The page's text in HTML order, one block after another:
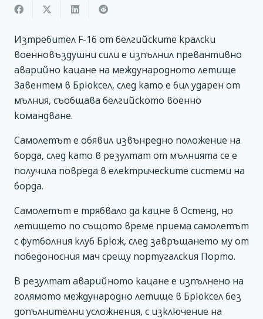
Изтребител F-16 от белгийските кралски
военновъздушни сили е изпълнил превантивно
аварийно кацане на международното летище
Завентем в Брюксел, след като е бил ударен от
мълния, съобщава белгийското военно
командване.
Самолетът е обявил извънредно положение на
борда, след като в резултат от мълнията се е
получила повреда в електрическите системи на
борда.
Самолетът е трябвало да кацне в Остенд, но
летището по същото време приема самолетът
с футболния клуб Брюж, след завръщането му от
победоносния мач срещу португалския Порто.
В резултат аварийното кацане е изпълнено на
голямото международно летище в Брюксел без
допълнителни усложнения, с изключение на